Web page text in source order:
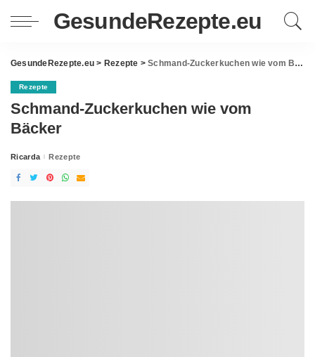
GesundeRezepte.eu
GesundeRezepte.eu > Rezepte >Schmand-Zuckerkuchen wie vom Bäcker
Rezepte
Schmand-Zuckerkuchen wie vom
Bäcker
Posted
Ricarda Rezepte